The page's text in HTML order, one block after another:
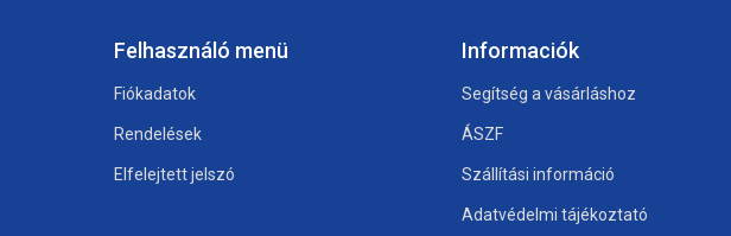
Felhasználó menü
Fiókadatok
Rendelések
Elfelejtett jelszó
Informaciók
Segítség a vásárláshoz
ÁSZF
Szállítási információ
Adatvédelmi tájékoztató